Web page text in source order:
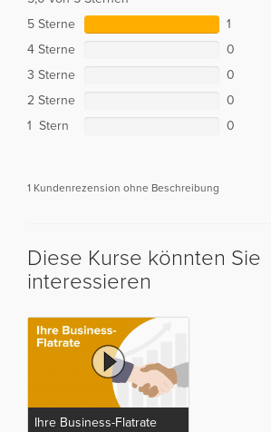
5 Sterne
1
4 Sterne
0
3 Sterne
0
2 Sterne
0
1 Stern
0
1 Kundenrezension ohne Beschreibung
Diese Kurse könnten Sie
interessieren
Ihre Business-Flatrate